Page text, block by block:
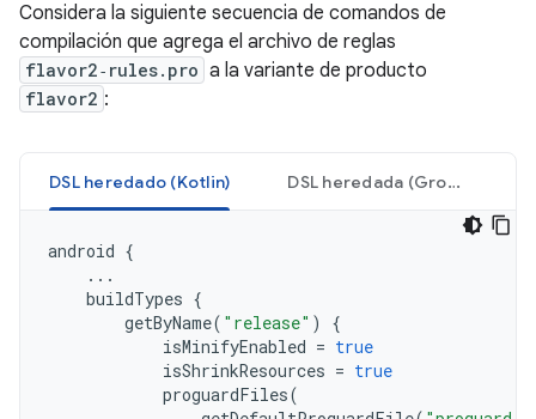
Considera la siguiente secuencia de comandos de
compilación que agrega el archivo de reglas
flavor2‑rules.pro a la variante de producto
flavor2 :
DSL heredado (Kotlin) DSL heredada (Groovy)
android {
...
buildTypes {
getByName( "release" )
{
isMinifyEnabled = true
isShrinkResources = true
proguardFiles(